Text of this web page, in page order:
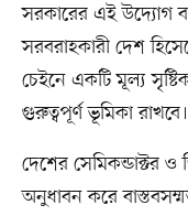
সরকারের এই উদ্যোগ
সরবরাহকারী দেশ
চেইনে একটি মূল্য
গুরুত্বপূর্ণ ভূমিকা রাখবে।
দেশের সেমিকন্ডাক্টর
অনুধাবন করে